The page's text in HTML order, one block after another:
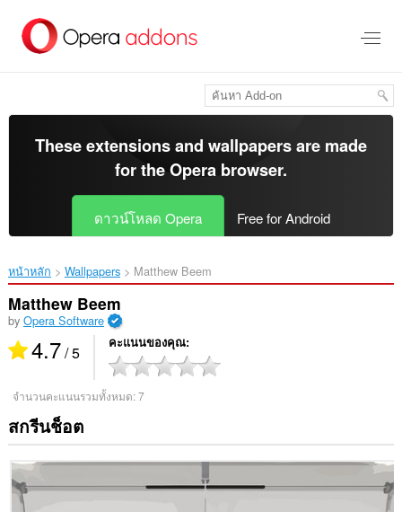
These extensions and wallpapers are made
for theOpera browser.
ดาวน์โหลด Opera Free for Android
หน้าหลัก Wallpapers Matthew Beem‎
Matthew Beem
by Opera Software
4.7/ 5 คะแนนของคุณ
จำนวนคะแนนรวมทั้งหมด:7
สกรีนช็อต